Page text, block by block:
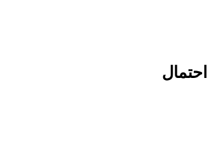
احتمال